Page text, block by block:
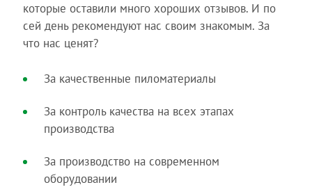
которые оставили много хороших отзывов. И по
сей день рекомендуют нас своим знакомым. За
что нас ценят?
За качественные пиломатериалы
За контроль качества на всех этапах
производства
За производство на современном
оборудовании